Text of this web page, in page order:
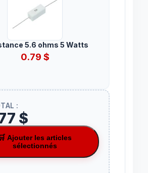
5.6 ohms 5 Watts
0.79 $
:
$
Ajouter les articles
sélectionnés